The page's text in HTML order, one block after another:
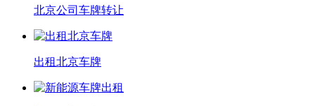
北京公司车牌转让
出租北京车牌